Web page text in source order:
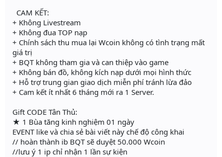
CAM KẾT:
+ Không Livestream
+ Không đua TOP nạp
+ Chính sách thu mua lại Wcoin không có tình trạng mất
giá trị
+ BQT không tham gia và can thiệp vào game
+ Không bán đồ, không kích nạp dưới mọi hình thức
+ Hỗ trợ trung gian giao dịch miễn phí tránh lừa đảo
+ Cam kết ít nhất 6 tháng mới ra 1 Server.
Gift CODE Tân Thủ:
★ 1 Bùa tăng kinh nghiệm 01 ngày
EVENT like và chia sẻ bài viết này chế độ công khai
// hoàn thành ib BQT sẽ duyệt 50.000 Wcoin
//lưu ý 1 ip chỉ nhận 1 lần sự kiện